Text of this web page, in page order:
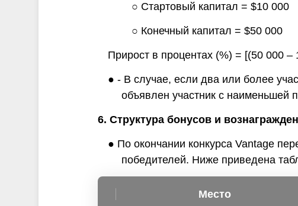
○ Стартовый капитал = $10 000
○ Конечный капитал = $50 000
Прирост в процентах (%) = [(50 000
● - В случае, если два или более
объявлен участник с наименьшей
6. Структура бонусов и
● По окончании конкурса Vantage
победителей. Ниже приведена
Место